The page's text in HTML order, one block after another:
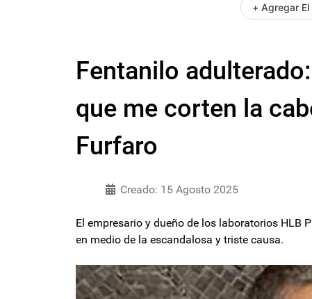
+ Agregar
Fentanilo
que me corten la
Furfaro
Creado: 15 Agosto 2025
El empresario y dueño de los laboratorios HLB
en medio de la escandalosa y triste causa.